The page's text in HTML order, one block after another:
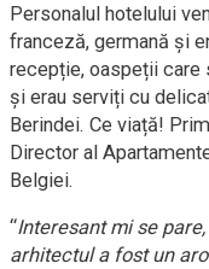
Personalul hotelului
franceză, germană și
recepție, oaspeții care
și erau serviți cu
Berindei. Ce viață!
Director al
Belgiei.
“Interesant mi se
arhitectul a fost un